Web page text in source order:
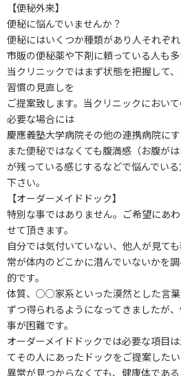
【便秘外来】
便秘に悩んでいませんか？
便秘にはいくつか種類があり人それぞれ
市販の便秘薬や下剤に頼っている人も
当クリニックではまず状態を把握して
習慣の見直しを
ご提案致します。当クリニックにおい
必要な場合には
慶應義塾大学病院その他の連携病院に
また便秘ではなくても腹満感（お腹が
が残っている感じするなどで悩んでい
下さい。
【オーダーメイドドック】
特別な事ではありません。ご希望にあ
せて頂きます。
自分では気付いていない、他人が見て
常が体内のどこかに潜んでいないかを
的です。
体質、○○家系といった漠然とした言
ずつ得られるようになってきましたが
事が困難です。
オーダーメイドドックでは必要な項目
てその人にあったドックをご提案したい
異常が見つからなくても、健康体であ